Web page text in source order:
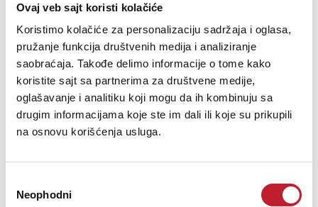
Ovaj veb sajt koristi kolačiće
Koristimo kolačiće za personalizaciju sadržaja i oglasa,
pružanje funkcija društvenih medija i analiziranje
saobraćaja. Takođe delimo informacije o tome kako
koristite sajt sa partnerima za društvene medije,
oglašavanje i analitiku koji mogu da ih kombinuju sa
drugim informacijama koje ste im dali ili koje su prikupili
na osnovu korišćenja usluga.
сагласности
Neophodni
Arturia PolyBrute - Sintisajzer
-Sintisajzeri
ANALOGNI MORPHING POLISINTPolyBrute je više od sintisajzera - to